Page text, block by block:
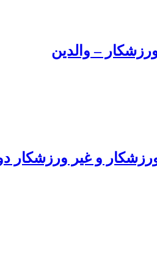
– والدین
و غیر ورزشکار